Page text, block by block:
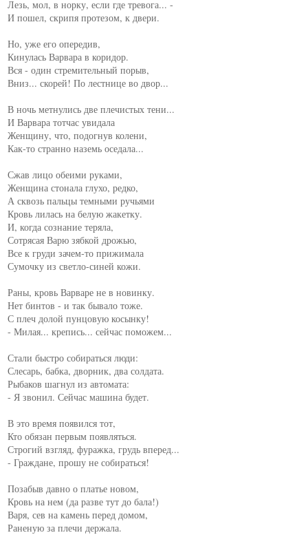
Лезь, мол, в норку, если где тревога... -
И пошел, скрипя протезом, к двери.
Но, уже его опередив,
Кинулась Варвара в коридор.
Вся - один стремительный порыв,
Вниз... скорей! По лестнице во двор...
В ночь метнулись две плечистых тени...
И Варвара тотчас увидала
Женщину, что, подогнув колени,
Как-то странно наземь оседала...
Сжав лицо обеими руками,
Женщина стонала глухо, редко,
А сквозь пальцы темными ручьями
Кровь лилась на белую жакетку.
И, когда сознание теряла,
Сотрясая Варю зябкой дрожью,
Все к груди зачем-то прижимала
Сумочку из светло-синей кожи.
Раны, кровь Варваре не в новинку.
Нет бинтов - и так бывало тоже.
С плеч долой пунцовую косынку!
- Милая... крепись... сейчас поможем...
Стали быстро собираться люди:
Слесарь, бабка, дворник, два солдата.
Рыбаков шагнул из автомата:
- Я звонил. Сейчас машина будет.
В это время появился тот,
Кто обязан первым появляться.
Строгий взгляд, фуражка, грудь вперед...
- Граждане, прошу не собираться!
Позабыв давно о платье новом,
Кровь на нем (да разве тут до бала!)
Варя, сев на камень перед домом,
Раненую за плечи держала.